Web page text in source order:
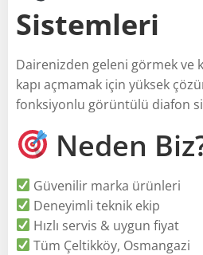
Sistemleri
Dairenizden geleni görmek ve
kapı açmamak için yüksek
fonksiyonlu görüntülü diafon
Neden
Güvenilir marka ürünleri
Deneyimli teknik ekip
Hızlı servis & uygun fiyat
Tüm Çeltikköy, Osmangazi